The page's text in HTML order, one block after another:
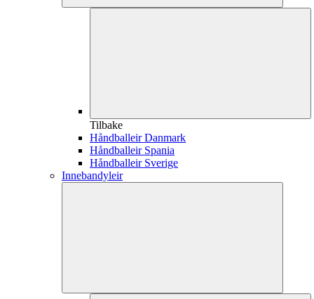
Tilbake
Håndballeir Danmark
Håndballeir Spania
Håndballeir Sverige
Innebandyleir